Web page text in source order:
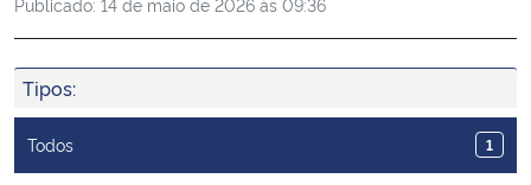
Ministério da Cidadania
Ministério da Saúde
Tipos:
Todos 1